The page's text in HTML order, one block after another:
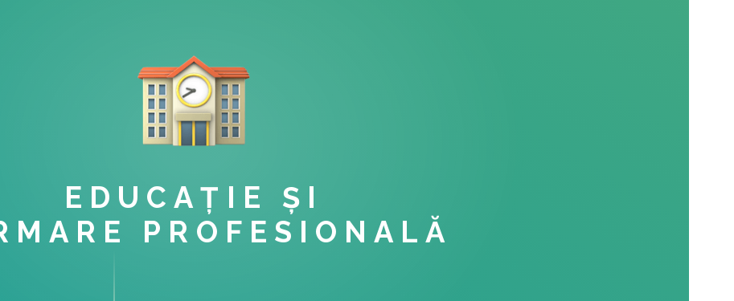
EDUCAȚIE ȘI
PROFESIONALĂ